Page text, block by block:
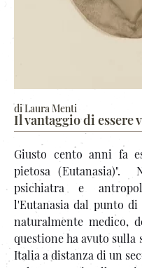
di Laura Menti
Il vantaggio di essere
Giusto cento anni fa
pietosa (Eutanasia)".
psichiatra e
l'Eutanasia dal punto
naturalmente medico,
questione ha avuto
Italia a distanza di un